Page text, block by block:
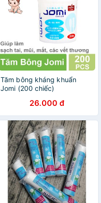
Tăm bông kháng khuẩn
Jomi (200 chiếc)
26.000 đ